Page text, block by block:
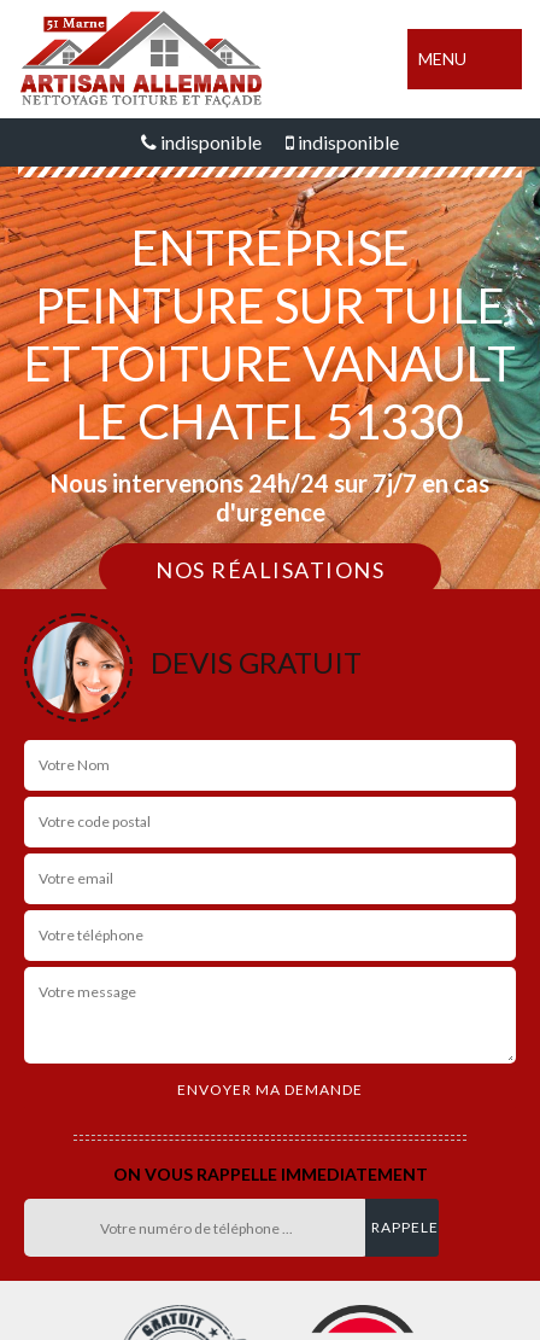
MENU
indisponible indisponible
ENTREPRISE
PEINTURE SUR TUILE
ET TOITURE VANAULT
LE CHATEL 51330
Nous intervenons 24h/24 sur 7j/7 en cas
d'urgence
NOS RÉALISATIONS
DEVIS GRATUIT
ON VOUS RAPPELLE IMMEDIATEMENT